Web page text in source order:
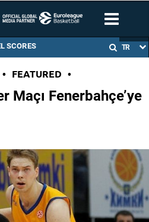
SCORES TR
• FEATURED •
Maçı Fenerbahçe’ye